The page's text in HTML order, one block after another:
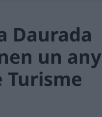
Daurada
un any
Turisme